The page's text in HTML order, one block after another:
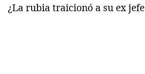
¿La rubia traicionó a su ex jefe